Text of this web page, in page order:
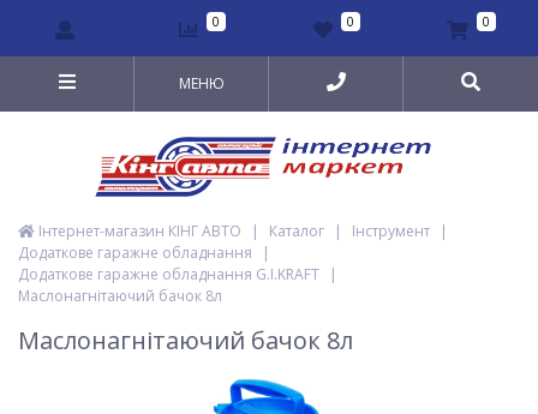
0 0 0
МЕНЮ
Інтернет-магазин КІНГ АВТО | Каталог | Інструмент
|
Додаткове гаражне обладнання
|
Додаткове гаражне обладнання G.I.KRAFT
|
Маслонагнітаючий бачок 8л
Маслонагнітаючий бачок 8л